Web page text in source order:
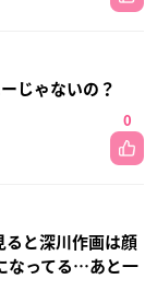
じゃないの？
0
ると深川作画は顔
なってる…あと一